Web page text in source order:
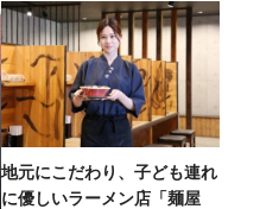
地元にこだわり、子ども連れ
に優しいラーメン店「麺屋